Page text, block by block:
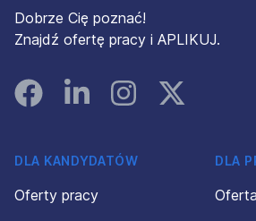
Dobrze Cię poznać!
Znajdź ofertę pracy i APLIKUJ.
FacebookLinked InInstagramInstagram
DLA KANDYDATÓW
Oferty pracy
DLA